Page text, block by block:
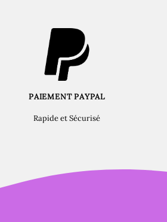
PAIEMENT PAYPAL
Rapide et Sécurisé